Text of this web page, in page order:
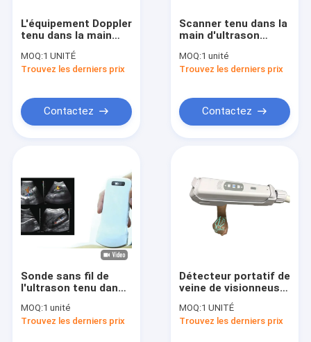
L'équipement Doppler
tenu dans la main
usinent 128
éléments 90~200mm
connexion de Wifi
MOQ:1 UNITÉ
Trouvez les derniers prix
Contactez
Scanner tenu dans la
main d'ultrason
avec B, B/M, couleur
Doppler, picowatt,
puissance
MOQ:1 unité
Trouvez les derniers prix
Contactez
Sonde sans fil de
l'ultrason tenu dans
Doppler
MOQ:1 unité
Trouvez les derniers prix
Détecteur portatif de
veine de visionneuse
de veine d'image en
temps réel de 2
couleurs avec 3
MOQ:1 UNITÉ
Trouvez les derniers prix